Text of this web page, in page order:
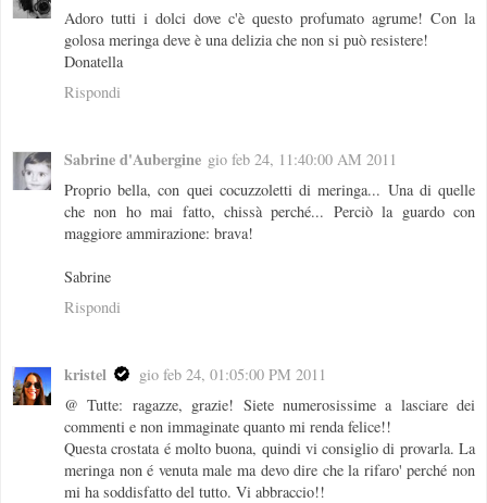
Adoro tutti i dolci dove c'è questo profumato agrume! Con la
golosa meringa deve è una delizia che non si può resistere!
Donatella
Rispondi
Sabrine d'Aubergine gio feb 24, 11:40:00 AM 2011
Proprio bella, con quei cocuzzoletti di meringa... Una di quelle
che non ho mai fatto, chissà perché... Perciò la guardo con
maggiore ammirazione: brava!
Sabrine
Rispondi
kristel
gio feb 24, 01:05:00 PM 2011
@ Tutte: ragazze, grazie! Siete numerosissime a lasciare dei
commenti e non immaginate quanto mi renda felice!!
Questa crostata é molto buona, quindi vi consiglio di provarla. La
meringa non é venuta male ma devo dire che la rifaro' perché non
mi ha soddisfatto del tutto. Vi abbraccio!!